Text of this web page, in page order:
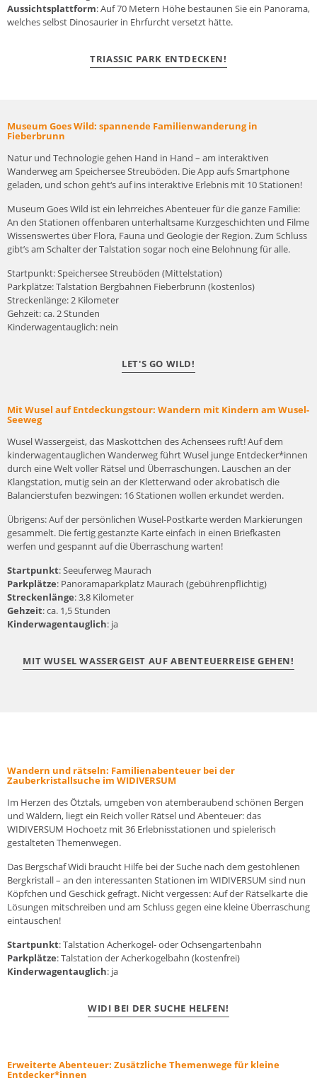
Aussichtsplattform: Auf 70 Metern Höhe bestaunen Sie ein Panorama,
welches selbst Dinosaurier in Ehrfurcht versetzt hätte.
TRIASSIC PARK ENTDECKEN!
Museum Goes Wild: spannende Familienwanderung in
Fieberbrunn
Natur und Technologie gehen Hand in Hand – am interaktiven
Wanderweg am Speichersee Streuböden. Die App aufs Smartphone
geladen, und schon geht‘s auf ins interaktive Erlebnis mit 10 Stationen!
Museum Goes Wild ist ein lehrreiches Abenteuer für die ganze Familie:
An den Stationen offenbaren unterhaltsame Kurzgeschichten und Filme
Wissenswertes über Flora, Fauna und Geologie der Region. Zum Schluss
gibt’s am Schalter der Talstation sogar noch eine Belohnung für alle.
Startpunkt: Speichersee Streuböden (Mittelstation)
Parkplätze: Talstation Bergbahnen Fieberbrunn (kostenlos)
Streckenlänge: 2 Kilometer
Gehzeit: ca. 2 Stunden
Kinderwagentauglich: nein
LET'S GO WILD!
Mit Wusel auf Entdeckungstour: Wandern mit Kindern am Wusel-
Seeweg
Wusel Wassergeist, das Maskottchen des Achensees ruft! Auf dem
kinderwagentauglichen Wanderweg führt Wusel junge Entdecker*innen
durch eine Welt voller Rätsel und Überraschungen. Lauschen an der
Klangstation, mutig sein an der Kletterwand oder akrobatisch die
Balancierstufen bezwingen: 16 Stationen wollen erkundet werden.
Übrigens: Auf der persönlichen Wusel-Postkarte werden Markierungen
gesammelt. Die fertig gestanzte Karte einfach in einen Briefkasten
werfen und gespannt auf die Überraschung warten!
Startpunkt: Seeuferweg Maurach
Parkplätze: Panoramaparkplatz Maurach (gebührenpflichtig)
Streckenlänge: 3,8 Kilometer
Gehzeit: ca. 1,5 Stunden
Kinderwagentauglich: ja
MIT WUSEL WASSERGEIST AUF ABENTEUERREISE GEHEN!
Wandern und rätseln: Familienabenteuer bei der
Zauberkristallsuche im WIDIVERSUM
Im Herzen des Ötztals, umgeben von atemberaubend schönen Bergen
und Wäldern, liegt ein Reich voller Rätsel und Abenteuer: das
WIDIVERSUM Hochoetz mit 36 Erlebnisstationen und spielerisch
gestalteten Themenwegen.
Das Bergschaf Widi braucht Hilfe bei der Suche nach dem gestohlenen
Bergkristall – an den interessanten Stationen im WIDIVERSUM sind nun
Köpfchen und Geschick gefragt. Nicht vergessen: Auf der Rätselkarte die
Lösungen mitschreiben und am Schluss gegen eine kleine Überraschung
eintauschen!
Startpunkt: Talstation Acherkogel- oder Ochsengartenbahn
Parkplätze: Talstation der Acherkogelbahn (kostenfrei)
Kinderwagentauglich: ja
WIDI BEI DER SUCHE HELFEN!
Erweiterte Abenteuer: Zusätzliche Themenwege für kleine
Entdecker*innen